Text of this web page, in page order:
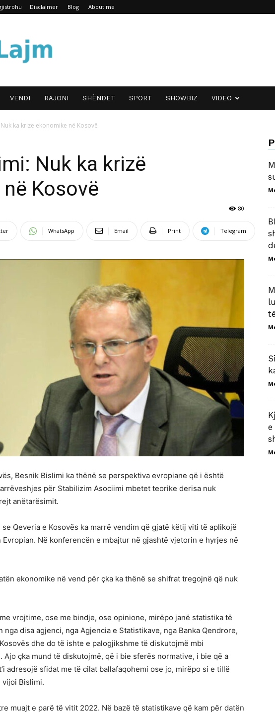
Disclaimer Blog About me
VENDI RAJONI SHËNDET SPORT SHOWBIZ VIDEO
ka krizë ekonomike në Kosovë
Nuk ka krizë
Kosovë
80
WhatsApp Email Print Telegram
Besnik Bislimi ka thënë se perspektiva evropiane që i është
për Stabilizim Asociimi mbetet teorike derisa nuk
anëtarësimit.
Qeveria e Kosovës ka marrë vendim që gjatë këtij viti të aplikojë
Në konferencën e mbajtur në gjashtë vjetorin e hyrjes në
ekonomike në vend për çka ka thënë se shifrat tregojnë që nuk
vrojtime, ose me bindje, ose opinione, mirëpo janë statistika të
disa agjenci, nga Agjencia e Statistikave, nga Banka Qendrore,
dhe do të ishte e palogjikshme të diskutojmë mbi
çka mund të diskutojmë, që i bie sferës normative, i bie që a
adresojë sfidat me të cilat ballafaqohemi ose jo, mirëpo si e tillë
vijoi Bislimi.
muajt e parë të vitit 2022. Në bazë të statistikave që kam për datën
e